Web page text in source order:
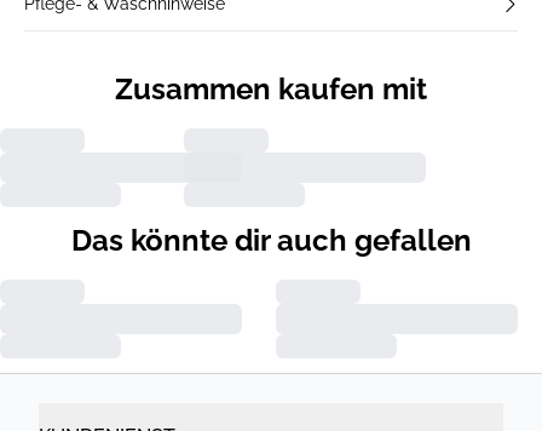
Zusammen kaufen mit
Das könnte dir auch gefallen